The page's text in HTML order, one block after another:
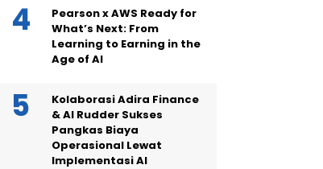
Pearson x AWS Ready for
What’s Next: From
Learning to Earning in the
Age of AI
Kolaborasi Adira Finance
& AI Rudder Sukses
Pangkas Biaya
Operasional Lewat
Implementasi AI